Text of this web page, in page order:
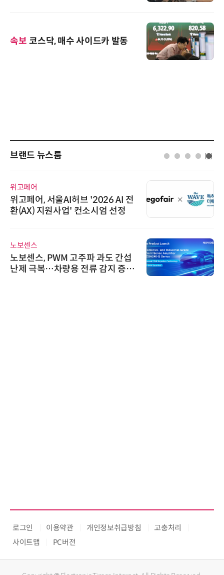
속보 코스닥, 매수 사이드카 발동
브랜드 뉴스룸
페어
페어, 서울AI허브 '2026 AI 전
지원사업' 컨소시엄 선정
센스
센스, PWM 고주파 과도 간섭
극복…차량용 전류 감지 증폭
'자동
비쉐이
비쉐
원하
로그인 이용약관 개인정보취급방침
고충처리
사이트맵
PC버전